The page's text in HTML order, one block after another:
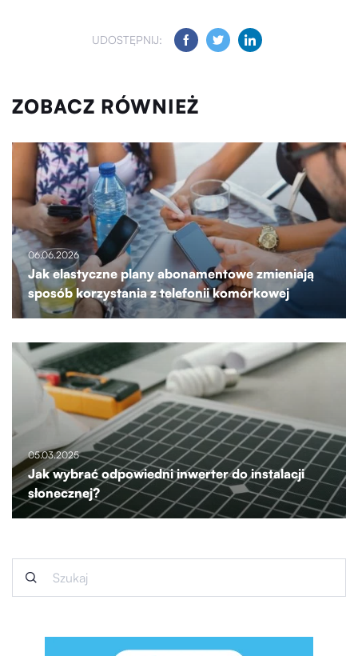
UDOSTĘPNIJ:
ZOBACZ RÓWNIEŻ
06.06.2026
Jak elastyczne plany abonamentowe zmieniają
sposób korzystania z telefonii komórkowej
05.03.2025
Jak wybrać odpowiedni inwerter do instalacji
słonecznej?